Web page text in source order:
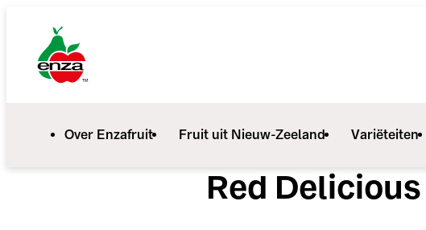
Over Enzafruit Fruit uit Nieuw-Zeeland Variëteiten
Red Delicious